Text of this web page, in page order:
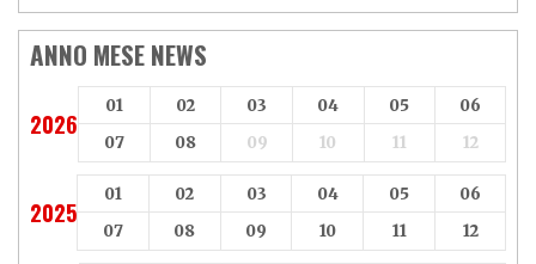
ANNO MESE NEWS
2026
01 02 03 04 05
06
07
08 09 10 11 12
2025
01 02 03 04 05
06
07
08 09 10 11 12